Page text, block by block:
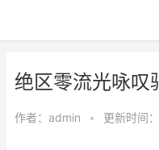
绝区零流光咏叹
作者： admin • 更新时间